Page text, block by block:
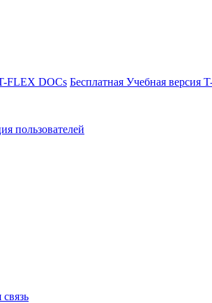
FLEX DOCs Бесплатная Учебная версия
пользователей